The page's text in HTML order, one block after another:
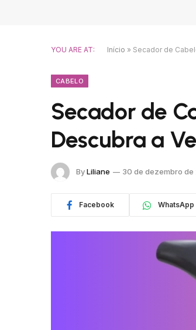
YOU ARE AT: Início » Secador de
CABELO
Secador de
Descubra a
ByLiliane 30 de dezembro
Facebook WhatsApp